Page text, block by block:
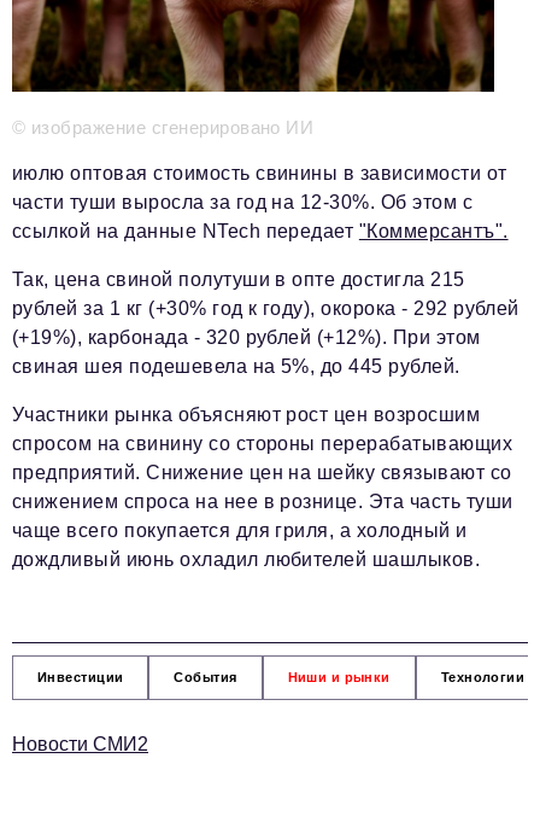
Информационный отдел
info@business-magazine.online
Отдел рекламы
podpiska@business-magazine.online
Отдел по работе с партнерами
partner@business-magazine.online
© изображение сгенерировано ИИ
июлю оптовая стоимость свинины в зависимости от
части туши выросла за год на 12-30%. Об этом с
ссылкой на данные NTech передает "Коммерсантъ".
Так, цена свиной полутуши в опте достигла 215
рублей за 1 кг (+30% год к году), окорока - 292 рублей
(+19%), карбонада - 320 рублей (+12%). При этом
свиная шея подешевела на 5%, до 445 рублей.
Участники рынка объясняют рост цен возросшим
спросом на свинину со стороны перерабатывающих
предприятий. Снижение цен на шейку связывают со
снижением спроса на нее в рознице. Эта часть туши
чаще всего покупается для гриля, а холодный и
дождливый июнь охладил любителей шашлыков.
Инвестиции События Ниши и рынки Технологии
Новости СМИ2